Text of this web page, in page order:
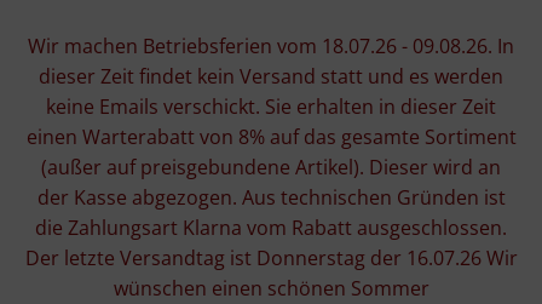
Stickpackungen
Stickgarne
Stoffe
Mill Hill Beads
Wir machen Betriebsferien vom 18.07.26 - 09.08.26. In
dieser Zeit findet kein Versand statt und es werden
keine Emails verschickt. Sie erhalten in dieser Zeit
einen Warterabatt von 8% auf das gesamte Sortiment
(außer auf preisgebundene Artikel). Dieser wird an
der Kasse abgezogen. Aus technischen Gründen ist
die Zahlungsart Klarna vom Rabatt ausgeschlossen.
Der letzte Versandtag ist Donnerstag der 16.07.26 Wir
wünschen einen schönen Sommer